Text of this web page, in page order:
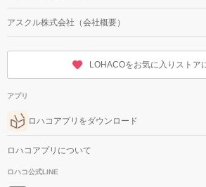
アスクル株式会社（会社概要）
LOHACOをお気に入りストア
アプリ
ロハコアプリをダウンロード
ロハコアプリについて
ロハコ公式LINE